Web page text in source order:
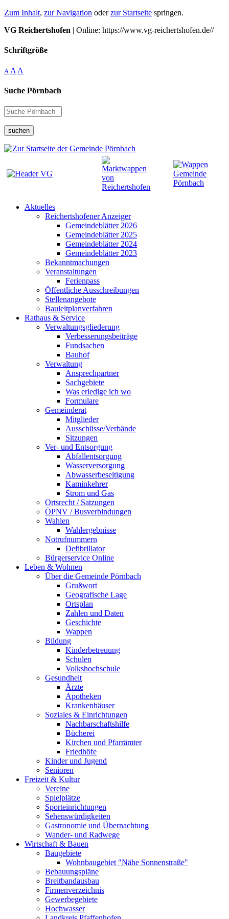
Zum Inhalt, zur Navigation oderzur Startseite springen.
VG Reichertshofen | Online: https://www.vg-reichertshofen.de//
Schriftgröße
A A A
Suche Pörnbach
suchen
Aktuelles
Reichertshofener Anzeiger
Gemeindeblätter 2026
Gemeindeblätter 2025
Gemeindeblätter 2024
Gemeindeblätter 2023
Bekanntmachungen
Veranstaltungen
Ferienpass
Öffentliche Ausschreibungen
Stellenangebote
Bauleitplanverfahren
Rathaus & Service
Verwaltungsgliederung
Verbesserungsbeiträge
Fundsachen
Bauhof
Verwaltung
Ansprechpartner
Sachgebiete
Was erledige ich wo
Formulare
Gemeinderat
Mitglieder
Ausschüsse/Verbände
Sitzungen
Ver- und Entsorgung
Abfallentsorgung
Wasserversorgung
Abwasserbeseitigung
Kaminkehrer
Strom und Gas
Ortsrecht / Satzungen
ÖPNV / Busverbindungen
Wahlen
Wahlergebnisse
Notrufnummern
Defibrillator
Bürgerservice Online
Leben & Wohnen
Über die Gemeinde Pörnbach
Grußwort
Geografische Lage
Ortsplan
Zahlen und Daten
Geschichte
Wappen
Bildung
Kinderbetreuung
Schulen
Volkshochschule
Gesundheit
Ärzte
Apotheken
Krankenhäuser
Soziales & Einrichtungen
Nachbarschaftshilfe
Bücherei
Kirchen und Pfarrämter
Friedhöfe
Kinder und Jugend
Senioren
Freizeit & Kultur
Vereine
Spielplätze
Sporteinrichtungen
Sehenswürdigkeiten
Gastronomie und Übernachtung
Wander- und Radwege
Wirtschaft & Bauen
Baugebiete
Wohnbaugebiet "Nähe Sonnenstraße"
Bebauungspläne
Breitbandausbau
Firmenverzeichnis
Gewerbegebiete
Hochwasser